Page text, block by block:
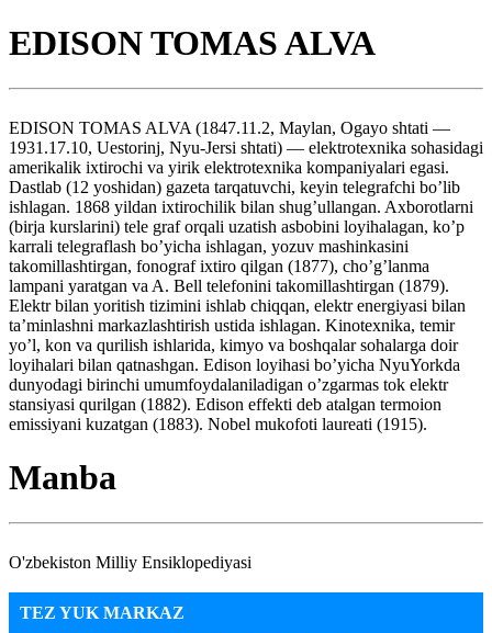
EDISON TOMAS ALVA
EDISON TOMAS ALVA (1847.11.2, Maylan, Ogayo shtati —
1931.17.10, Uestorinj, Nyu-Jersi shtati) — elektrotexnika sohasidagi
amerikalik ixtirochi va yirik elektrotexnika kompaniyalari egasi.
Dastlab (12 yoshidan) gazeta tarqatuvchi, keyin telegrafchi bo’lib
ishlagan. 1868 yildan ixtirochilik bilan shug’ullangan. Axborotlarni
(birja kurslarini) tele graf orqali uzatish asbobini loyihalagan, ko’p
karrali telegraflash bo’yicha ishlagan, yozuv mashinkasini
takomillashtirgan, fonograf ixtiro qilgan (1877), cho’g’lanma
lampani yaratgan va A. Bell telefonini takomillashtirgan (1879).
Elektr bilan yoritish tizimini ishlab chiqqan, elektr energiyasi bilan
ta’minlashni markazlashtirish ustida ishlagan. Kinotexnika, temir
yo’l, kon va qurilish ishlarida, kimyo va boshqalar sohalarga doir
loyihalari bilan qatnashgan. Edison loyihasi bo’yicha NyuYorkda
dunyodagi birinchi umumfoydalaniladigan o’zgarmas tok elektr
stansiyasi qurilgan (1882). Edison effekti deb atalgan termoion
emissiyani kuzatgan (1883). Nobel mukofoti laureati (1915).
Manba
O'zbekiston Milliy Ensiklopediyasi
TEZ YUK MARKAZ